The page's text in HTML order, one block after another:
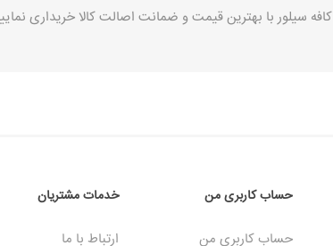
کافه سیلور با بهترین قیمت و ضمانت اصالت کالا خریداری
حساب کاربری من
حساب کاربری من
خدمات مشتریان
ارتباط با ما